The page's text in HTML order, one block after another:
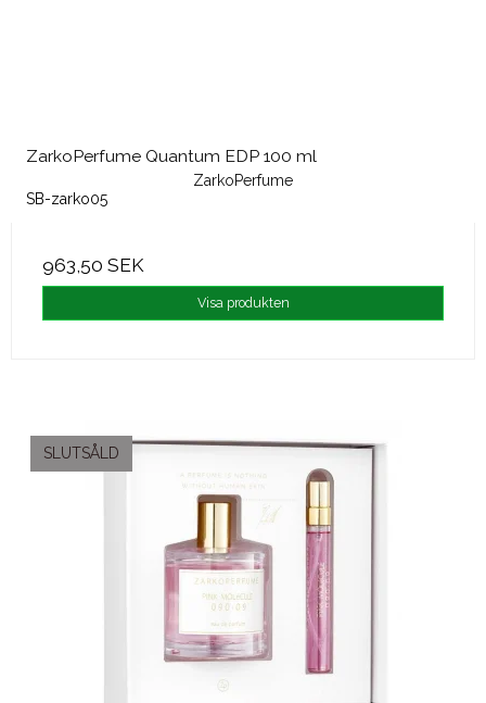
ZarkoPerfume Quantum EDP 100 ml
ZarkoPerfume
SB-zarko05
963,50 SEK
Visa produkten
SLUTSÅLD